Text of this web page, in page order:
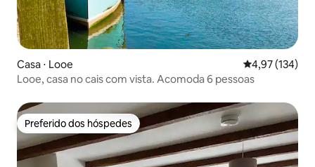
Casa ⋅ Looe 4,97 de uma
4,97 (134)
Looe, casa no cais com vista. Acomoda 6 pessoas
Preferido dos hóspedes
Preferido dos hóspedes